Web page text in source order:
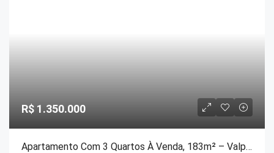
R$ 1.350.000
Apartamento Com 3 Quartos À Venda, 183m² – Valparaiso